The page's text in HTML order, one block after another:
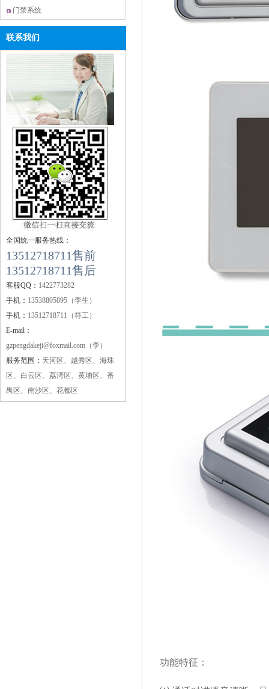
的应用
门禁系统
联系我们
全国统一服务热线：
13512718711售前
13512718711售后
客服QQ： 1422773282
手机： 13538805895（李生）
手机： 13512718711（符工）
E-mail：
gzpengdakeji@foxmail.com（李）
服务范围： 天河区、越秀区、海珠
区、白云区、荔湾区、黄埔区、番
禺区、南沙区、花都区
功能特征：